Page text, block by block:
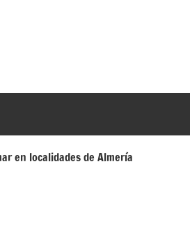
en localidades de Almería